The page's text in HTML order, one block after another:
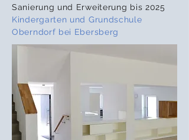
Sanierung und Erweiterung bis 2025
Kindergarten und Grundschule
Oberndorf bei Ebersberg